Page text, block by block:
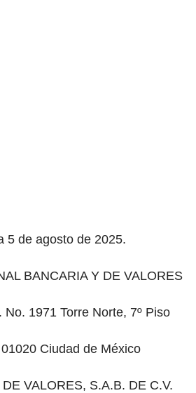
5 de agosto de 2025.
BANCARIA Y DE VALORES
1971 Torre Norte, 7º Piso
Ciudad de México
VALORES, S.A.B. DE C.V.